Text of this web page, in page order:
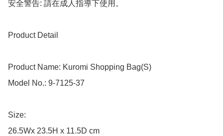
安全警告: 請在成人指導下使用。
Product Detail
Product Name: Kuromi Shopping Bag(S)
Model No.: 9-7125-37
Size:
26.5Wx 23.5H x 11.5D cm